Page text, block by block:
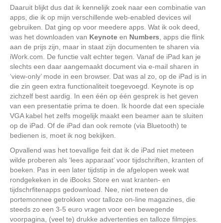
Daaruit blijkt dus dat ik kennelijk zoek naar een combinatie van
apps, die ik op mijn verschillende web-enabled devices wil
gebruiken. Dat ging op voor meedere apps. Wat ik ook deed,
was het downloaden van Keynote en Numbers, apps die flink
aan de prijs zijn, maar in staat zijn documenten te sharen via
iWork.com. De functie valt echter tegen. Vanaf de iPad kan je
slechts een daar aangemaakt document via e-mail sharen in
‘view-only’ mode in een browser. Dat was al zo, op de iPad is in
die zin geen extra functionaliteit toegevoegd. Keynote is op
zichzelf best aardig. In een één op één gesprek is het geven
van een presentatie prima te doen. Ik hoorde dat een speciale
VGA kabel het zelfs mogelijk maakt een beamer aan te sluiten
op de iPad. Of de iPad dan ook remote (via Bluetooth) te
bedienen is, moet ik nog bekijken.
Opvallend was het toevallige feit dat ik de iPad niet meteen
wilde proberen als ‘lees apparaat’ voor tijdschriften, kranten of
boeken. Pas in een later tijdstip in de afgelopen week wat
rondgekeken in de iBooks Store en wat kranten- en
tijdschrfitenapps gedownload. Nee, niet meteen de
portemonnee getrokken voor talloze on-line magazines, die
steeds zo een 3-5 euro vragen voor een bewegende
voorpagina, (veel te) drukke advertenties en talloze filmpjes.